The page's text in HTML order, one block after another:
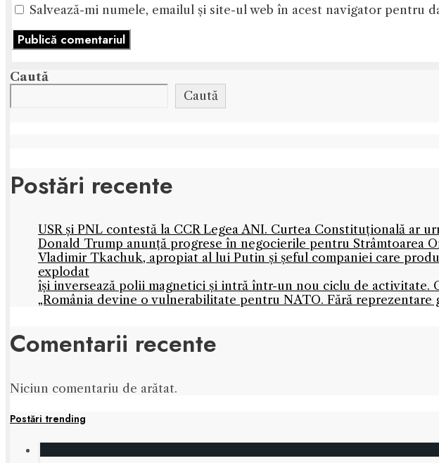
Salvează-mi numele, emailul și site-ul web în acest navigator pentru
Caută
Caută
Postări recente
USR și PNL contestă la CCR Legea ANI. Curtea Constituțională ar
Donald Trump anunță progrese în negocierile pentru Strâmtoarea
Vladimir Tkachuk, apropiat al lui Putin și șeful companiei care
explodat
își inversează polii magnetici și intră într-un nou ciclu de activitate.
„România devine o vulnerabilitate pentru NATO. Fără
Comentarii recente
Niciun comentariu de arătat.
Postări trending